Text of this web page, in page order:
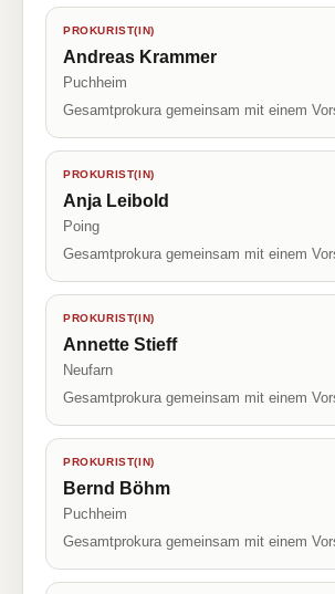
PROKURIST(IN)
Andreas Krammer
Puchheim
Gesamtprokura gemeinsam mit einem
PROKURIST(IN)
Anja Leibold
Poing
Gesamtprokura gemeinsam mit einem
PROKURIST(IN)
Annette Stieff
Neufarn
Gesamtprokura gemeinsam mit einem
PROKURIST(IN)
Bernd Böhm
Puchheim
Gesamtprokura gemeinsam mit einem